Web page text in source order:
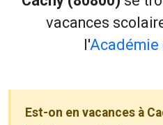
vacances
l'Académie
Est-on en vacances à